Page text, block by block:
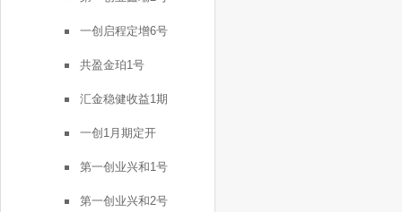
一创启程定增6号
共盈金珀1号
汇金稳健收益1期
一创1月期定开
第一创业兴和1号
第一创业兴和2号